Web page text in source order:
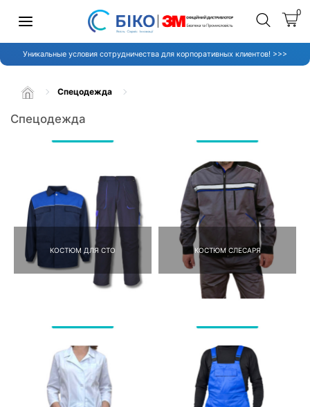
0
Уникальные условия сотрудничества для корпоративных клиентов! >>>
Спецодежда
Спецодежда
КОСТЮМ ДЛЯ СТО КОСТЮМ СЛЕСАРЯ